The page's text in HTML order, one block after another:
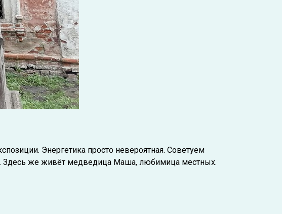
Энергетика просто невероятная. Советуем
Здесь же живёт медведица Маша, любимица местных.